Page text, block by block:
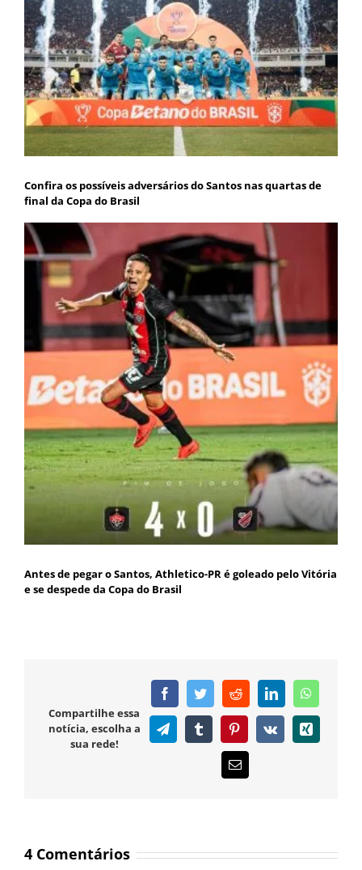
Confira os possíveis adversários do Santos nas quartas de
final da Copa do Brasil
Antes de pegar o Santos, Athletico-PR é goleado pelo Vitória
e se despede da Copa do Brasil
Compartilhe essa
notícia, escolha a
sua rede!
FacebookTwitterRedditLinkedIn
TelegramTumblr PinterestVk Xing
E-
mail
4 Comentários